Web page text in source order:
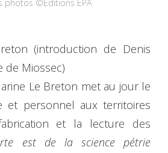
photos ©Editions EPA
(introduction de Denis
de Miossec)
Le Breton met au jour le
et personnel aux territoires
et la lecture des
est de la science pétrie